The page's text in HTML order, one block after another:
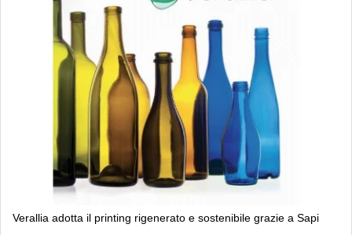
Verallia adotta il printing rigenerato e sostenibile grazie a Sapi